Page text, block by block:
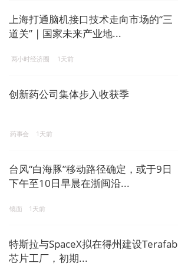
上海打通脑机接口技术走向市场的“三
道关” | 国家未来产业地...
两小时经济圈 1天前
创新药公司集体步入收获季
药事会 1天前
台风“白海豚”移动路径确定，或于9日
下午至10日早晨在浙闽沿...
镜面 1天前
特斯拉与SpaceX拟在得州建设Terafab
芯片工厂，初期...